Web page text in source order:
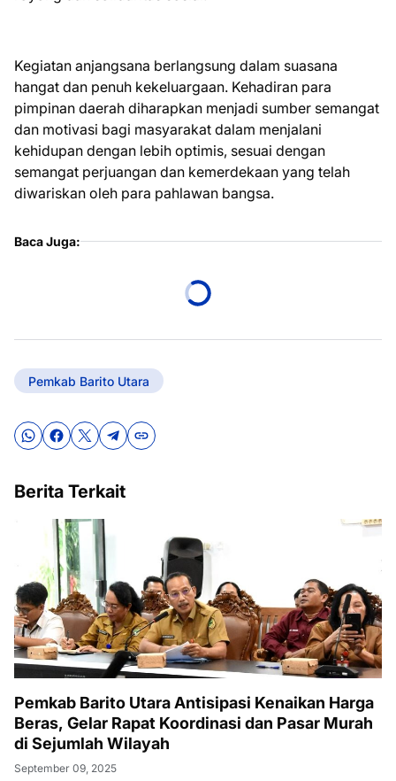
Kegiatan anjangsana berlangsung dalam suasana
hangat dan penuh kekeluargaan. Kehadiran para
pimpinan daerah diharapkan menjadi sumber semangat
dan motivasi bagi masyarakat dalam menjalani
kehidupan dengan lebih optimis, sesuai dengan
semangat perjuangan dan kemerdekaan yang telah
diwariskan oleh para pahlawan bangsa.
Baca Juga:
Pemkab Barito Utara
Berita Terkait
Pemkab Barito Utara Antisipasi Kenaikan Harga
Beras, Gelar Rapat Koordinasi dan Pasar Murah
di Sejumlah Wilayah
September 09, 2025